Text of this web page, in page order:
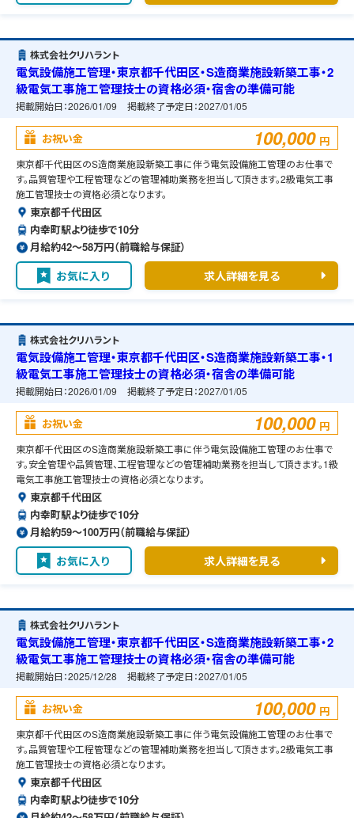
株式会社クリハラント
電気設備施工管理・東京都千代田区・S造商業施設新築工事・2
級電気工事施工管理技士の資格必須・宿舎の準備可能
掲載開始日：2026/01/09 掲載終了予定日：2027/01/05
お祝い金 100,000 円
東京都千代田区のS造商業施設新築工事に伴う電気設備施工管理のお仕事で
す。品質管理や工程管理などの管理補助業務を担当して頂きます。2級電気工事
施工管理技士の資格必須となります。
東京都千代田区
内幸町駅より徒歩で10分
月給約42〜58万円（前職給与保証）
お気に入り 求人詳細を見る
株式会社クリハラント
電気設備施工管理・東京都千代田区・S造商業施設新築工事・1
級電気工事施工管理技士の資格必須・宿舎の準備可能
掲載開始日：2026/01/09 掲載終了予定日：2027/01/05
お祝い金 100,000 円
東京都千代田区のS造商業施設新築工事に伴う電気設備施工管理のお仕事で
す。安全管理や品質管理、工程管理などの管理補助業務を担当して頂きます。1級
電気工事施工管理技士の資格必須となります。
東京都千代田区
内幸町駅より徒歩で10分
月給約59〜100万円（前職給与保証）
お気に入り 求人詳細を見る
株式会社クリハラント
電気設備施工管理・東京都千代田区・S造商業施設新築工事・2
級電気工事施工管理技士の資格必須・宿舎の準備可能
掲載開始日：2025/12/28 掲載終了予定日：2027/01/05
お祝い金 100,000 円
東京都千代田区のS造商業施設新築工事に伴う電気設備施工管理のお仕事で
す。品質管理や工程管理などの管理補助業務を担当して頂きます。2級電気工事
施工管理技士の資格必須となります。
東京都千代田区
内幸町駅より徒歩で10分